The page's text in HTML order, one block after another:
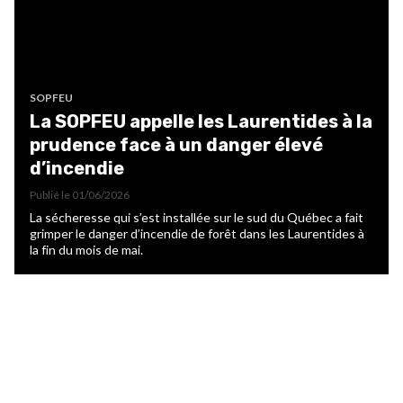
SOPFEU
La SOPFEU appelle les Laurentides à la
prudence face à un danger élevé
d’incendie
Publié le 01/06/2026
La sécheresse qui s’est installée sur le sud du Québec a fait
grimper le danger d’incendie de forêt dans les Laurentides à
la fin du mois de mai.